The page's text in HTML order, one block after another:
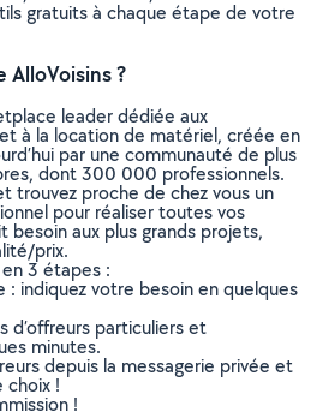
gratuits à chaque étape de votre
?
leader dédiée aux
à la location de matériel, créée en
par une communauté de plus
dont 300 000 professionnels.
trouvez proche de chez vous un
pour réaliser toutes vos
aux plus grands projets,
prix.
3 étapes :
: indiquez votre besoin en quelques
d’offreurs particuliers et
minutes.
depuis la messagerie privée et
choix !
!